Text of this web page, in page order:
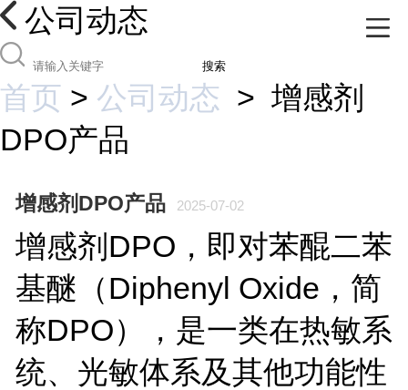
公司动态
搜索
首页 > 公司动态 > 增感剂
DPO产品
增感剂DPO产品 2025-07-02
增感剂DPO ，即对苯醌二苯
基醚（Diphenyl Oxide ，简
称DPO），是一类在热敏系
统、光敏体系及其他功能性